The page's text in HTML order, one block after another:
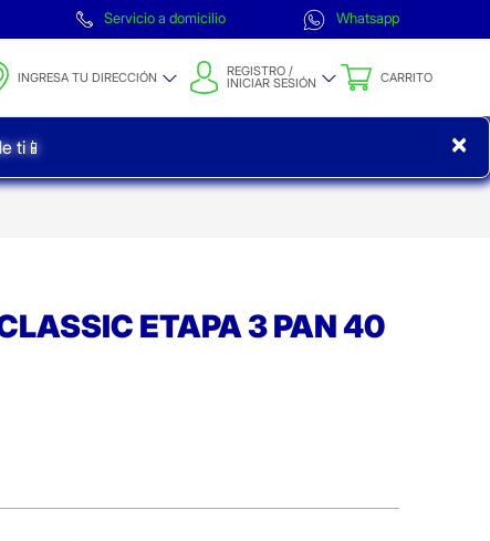
Servicio a domicilio Whatsapp
INGRESA TU DIRECCIÓN REGISTRO /
INICIAR SESIÓN CARRITO
ti📱 ×
ETAPA 3 PAN 40